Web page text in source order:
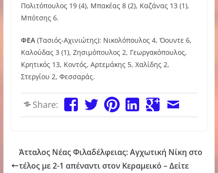
Πολιτόπουλος 19 (4), Μπακέας 8 (2), Καζάνας 13 (1),
Μπότσης 6.
ΦΕΑ(Τασιός-Αχινιώτης): Νικολόπουλος 4, Όουντε 6,
Καλούδας 3 (1), Ζησιμόπουλος 2, Γεωργακόπουλος,
Κρητικός 13, Κοντός, Αρτεμάκης 5, Χαλίδης 2,
Στεργίου 2, Φεσσαράς.
Share:
Άτταλος Νέας Φιλαδέλφειας: Αγχωτική Νίκη στο
τέλος με 2-1 απέναντι στον Κεραμεικό – Δείτε